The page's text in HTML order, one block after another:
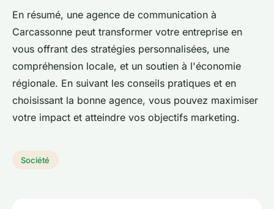
En résumé, une agence de communication à
Carcassonne peut transformer votre entreprise en
vous offrant des stratégies personnalisées, une
compréhension locale, et un soutien à l'économie
régionale. En suivant les conseils pratiques et en
choisissant la bonne agence, vous pouvez maximiser
votre impact et atteindre vos objectifs marketing.
Société